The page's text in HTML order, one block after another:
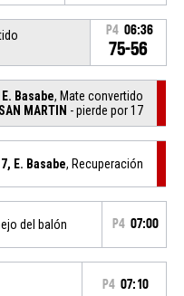
P4 06:36
75-56
E. Basabe, Mate convertido
SAN MARTIN - pierde por 17
E. Basabe, Recuperación
del balón P4 07:00
P4 07:10